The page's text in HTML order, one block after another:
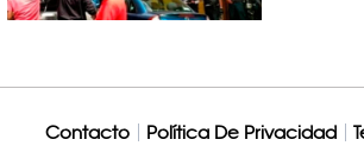
Contacto Política De Privacidad